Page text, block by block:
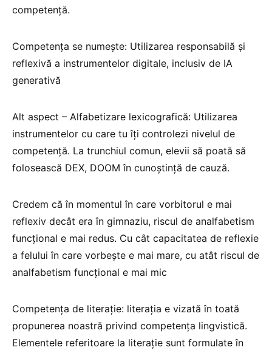
competență.
Competența se numește: Utilizarea responsabilă și
reflexivă a instrumentelor digitale, inclusiv de IA
generativă
Alt aspect – Alfabetizare lexicografică: Utilizarea
instrumentelor cu care tu îți controlezi nivelul de
competență. La trunchiul comun, elevii să poată să
folosească DEX, DOOM în cunoștință de cauză.
Credem că în momentul în care vorbitorul e mai
reflexiv decât era în gimnaziu, riscul de analfabetism
funcțional e mai redus. Cu cât capacitatea de reflexie
a felului în care vorbește e mai mare, cu atât riscul de
analfabetism funcțional e mai mic
Competența de literație: literația e vizată în toată
propunerea noastră privind competența lingvistică.
Elementele referitoare la literație sunt formulate în